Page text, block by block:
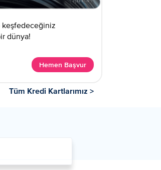
keşfedeceğiniz
dünya!
Hemen Başvur
Tüm Kredi Kartlarımız >